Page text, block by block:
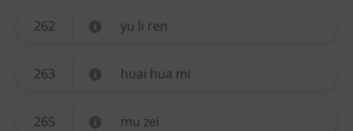
262 yu li ren
263 huai hua mi
265 mu zei